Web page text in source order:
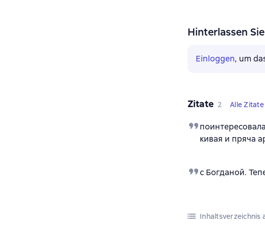
Hinterlassen
Einloggen, um
Zitate 2 Alle
кивая и пряча
с Богданой.
Inhaltsverzeichnis